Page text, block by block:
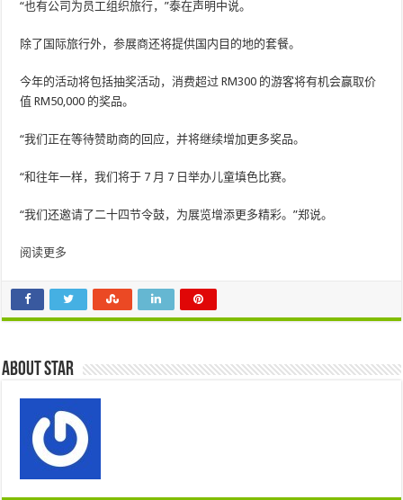
“也有公司为员工组织旅行，”泰在声明中说。
除了国际旅行外，参展商还将提供国内目的地的套餐。
今年的活动将包括抽奖活动，消费超过 RM300 的游客将有机会赢取价
值 RM50,000 的奖品。
“我们正在等待赞助商的回应，并将继续增加更多奖品。
“和往年一样，我们将于 7 月 7 日举办儿童填色比赛。
“我们还邀请了二十四节令鼓，为展览增添更多精彩。”郑说。
阅读更多
About star